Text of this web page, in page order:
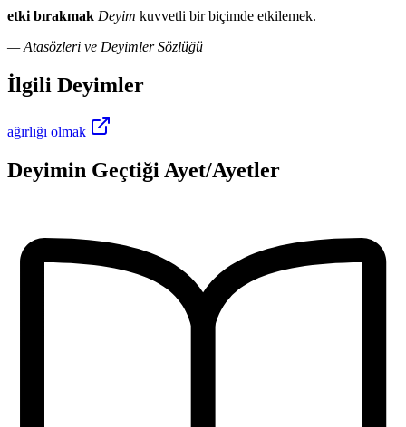
etki bırakmak Deyim kuvvetli bir biçimde etkilemek.
— Atasözleri ve Deyimler Sözlüğü
İlgili Deyimler
ağırlığı olmak
Deyimin Geçtiği Ayet/Ayetler